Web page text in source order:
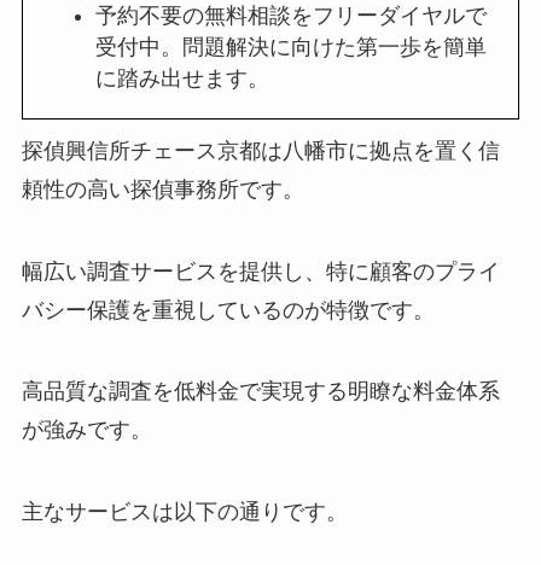
予約不要の無料相談をフリーダイヤルで
受付中。問題解決に向けた第一歩を簡単
に踏み出せます。
探偵興信所チェース京都は八幡市に拠点を置く信
頼性の高い探偵事務所です。
幅広い調査サービスを提供し、特に顧客のプライ
バシー保護を重視しているのが特徴です。
高品質な調査を低料金で実現する明瞭な料金体系
が強みです。
主なサービスは以下の通りです。